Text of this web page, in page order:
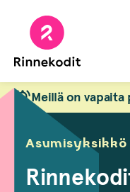
sisältöön
Meillä on vapaita
Asumisyksikkö